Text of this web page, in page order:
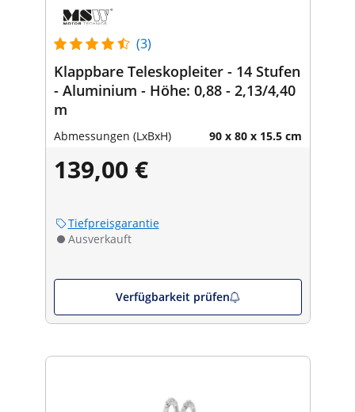
(3)
Klappbare Teleskopleiter - 14 Stufen
- Aluminium - Höhe: 0,88 - 2,13/4,40
m
Abmessungen (LxBxH) 90 x 80 x 15.5 cm
139,00 €
Tiefpreisgarantie
Ausverkauft
Verfügbarkeit prüfen